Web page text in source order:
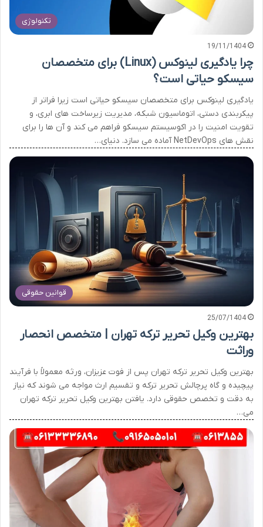
تکنولوژی
19/11/1404
چرا یادگیری لینوکس (Linux) برای متخصصان
سیسکو حیاتی است؟
یادگیری لینوکس برای متخصصان سیسکو حیاتی است زیرا فراتر از
پیکربندی دستی، اتوماسیون شبکه، مدیریت زیرساخت های ابری، و
تقویت امنیت را در اکوسیستم سیسکو فراهم می کند و آن ها را برای
نقش های NetDevOps آماده می سازد. دنیای…
قوانین حقوقی
25/07/1404
بهترین وکیل تحریر ترکه تهران | متخصص انحصار
وراثت
بهترین وکیل تحریر ترکه تهران پس از فوت عزیزان، ورثه معمولاً با فرآیند
پیچیده و گاه پرچالش تحریر ترکه و تقسیم ارث مواجه می شوند که نیاز
به دقت و تخصص حقوقی دارد. یافتن بهترین وکیل تحریر ترکه تهران
می…